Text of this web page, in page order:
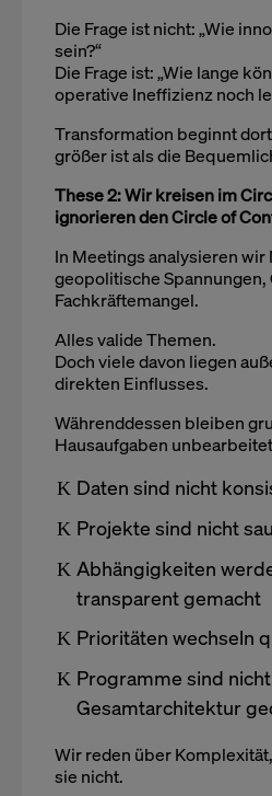
Die Frage ist nicht: „Wie
sein?“
Die Frage ist: „Wie lange
operative Ineffizienz noch
Transformation beginnt
größer ist als die
These 2: Wir kreisen im
ignorieren den Circle of
In Meetings analysieren
geopolitische Spannungen,
Fachkräftemangel.
Alles valide Themen.
Doch viele davon liegen
direkten Einflusses.
Währenddessen bleiben
Hausaufgaben
Daten sind nicht
Projekte sind nicht
Abhängigkeiten
transparent gemacht
Prioritäten wechseln
Programme sind
Gesamtarchitektur
Wir reden über
sie nicht.